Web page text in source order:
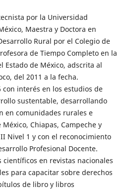
por la Universidad
Maestra y Doctora en
Rural por el Colegio de
de Tiempo Completo en la
Estado de México, adscrita al
del 2011 a la fecha.
interés en los estudios de
sustentable, desarrollando
en comunidades rurales e
Chiapas, Campeche y
Nivel 1 y con el reconocimiento
Profesional Docente.
científicos en revistas nacionales
para capacitar sobre derechos
de libro y libros